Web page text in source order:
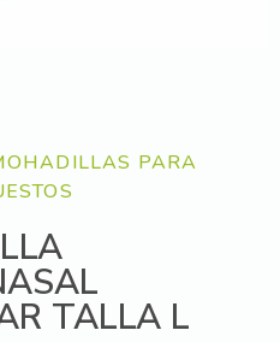
PARA
TALLA L